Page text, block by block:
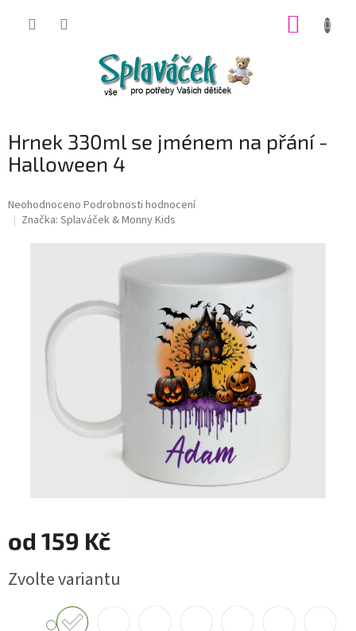
Hrnek 330ml se jménem na přání -
Halloween 4
Průměrné
hodnocení
Neohodnoceno Podrobnosti hodnocení
Značka: Splaváček & Monny Kids
od 159 Kč
cena:
Zvolte variantu